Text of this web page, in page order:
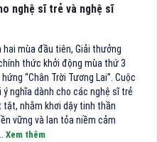
nghệ sĩ trẻ và nghệ sĩ
mùa đầu tiên, Giải thưởng
thức khởi động mùa thứ 3
“Chân Trời Tương Lai”. Cuộc
nghĩa dành cho các nghệ sĩ trẻ
tật, nhằm khơi dậy tinh thần
vững và lan tỏa niềm cảm
Xem thêm